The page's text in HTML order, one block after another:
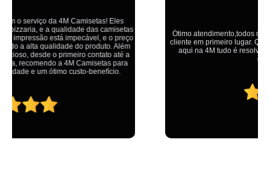
Ótimo atendimento,todos muito educados, prestativos e que colocam o
cliente em primeiro lugar. Qualquer lugar tem problemas,isso é fato, mas
aqui na 4M tudo é resolvido com calma e de forma que todos saem
ganhando no final.